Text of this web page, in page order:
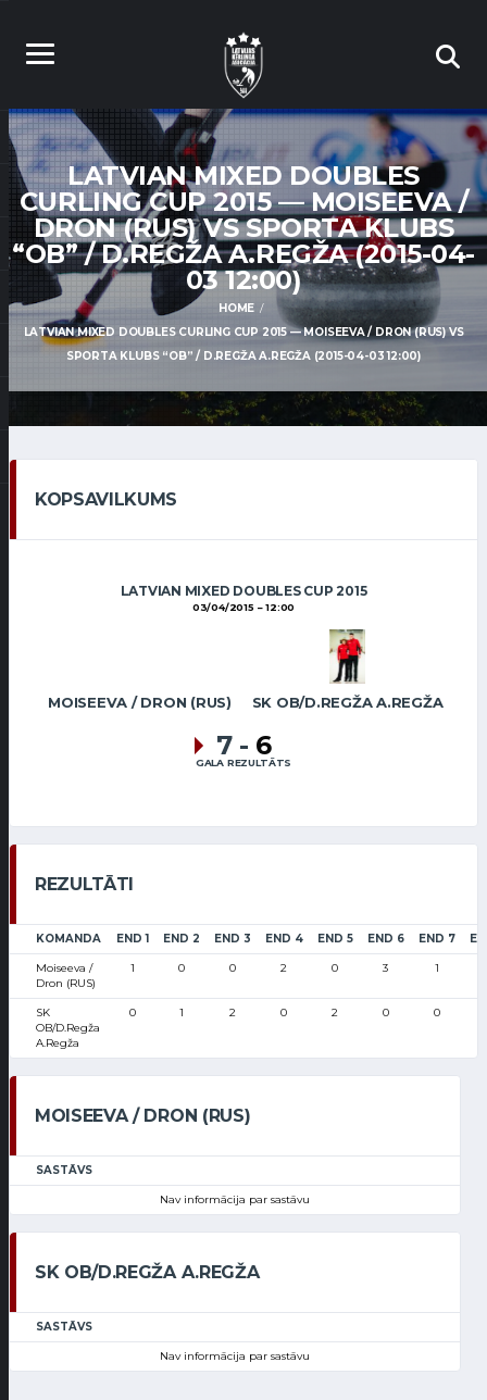
LATVIAN MIXED DOUBLES
CURLING CUP 2015 — MOISEEVA /
DRON (RUS) VS SPORTA KLUBS
“OB” / D.REGŽA A.REGŽA (2015-04-
03 12:00)
HOME
LATVIAN MIXED DOUBLES CURLING CUP 2015 — MOISEEVA / DRON (RUS) VS
SPORTA KLUBS “OB” / D.REGŽA A.REGŽA (2015-04-03 12:00)
KOPSAVILKUMS
LATVIAN MIXED DOUBLES CUP 2015
03/04/2015 12:00
MOISEEVA / DRON (RUS) SK OB/D.REGŽA A.REGŽA
7 - 6
GALA REZULTĀTS
REZULTĀTI
KOMANDA END 1 END 2 END 3 END 4 END 5 END 6 END 7
Moiseeva /
Dron (RUS)
1 0 0 2 0 3 1
SK
OB/D.Regža
A.Regža
0 1 2 0 2 0 0
MOISEEVA / DRON (RUS)
SASTĀVS
Nav informācija par sastāvu
SK OB/D.REGŽA A.REGŽA
SASTĀVS
Nav informācija par sastāvu